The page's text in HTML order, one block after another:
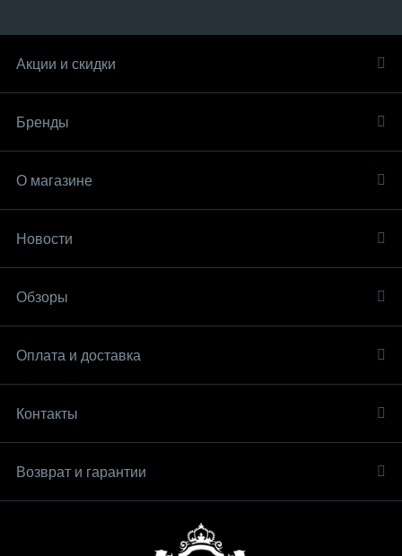
Акции и скидки
Бренды
О магазине
Новости
Обзоры
Оплата и доставка
Контакты
Возврат и гарантии